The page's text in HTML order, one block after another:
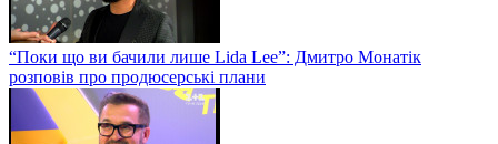
“Поки що ви бачили лише Lida Lee”: Дмитро Монатік
розповів про продюсерські плани